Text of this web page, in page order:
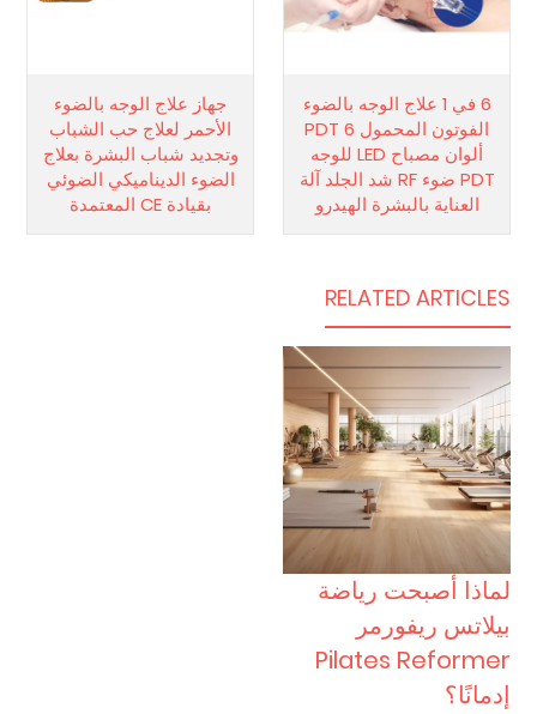
6 في 1 علاج الوجه بالضوء
الفوتون المحمول PDT 6
ألوان مصباح LED للوجه
PDT ضوء RF شد الجلد آلة
العناية بالبشرة الهيدرو
جهاز علاج الوجه بالضوء
الأحمر لعلاج حب الشباب
وتجديد شباب البشرة بعلاج
الضوء الديناميكي الضوئي
بقيادة CE المعتمدة
RELATED ARTICLES
لماذا أصبحت رياضة
بيلاتس ريفورمر
Pilates Reformer
إدمانًا؟